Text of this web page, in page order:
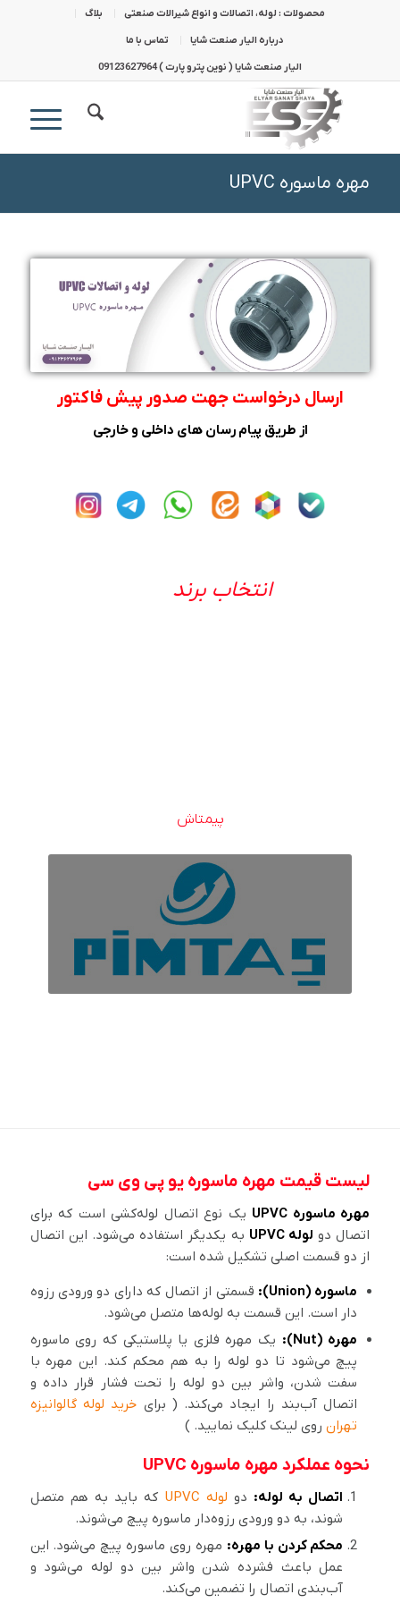
محصولات : لوله، اتصالات و انواع شیرالات صنعتی بلاگ
درباره الیار صنعت شایا تماس با ما
الیار صنعت شایا ( نوین پترو پارت ) 09123627964
مهره ماسوره UPVC
ارسال درخواست جهت صدور پیش فاکتور
از طریق پیام رسان های داخلی و خارجی
انتخاب برند
پیمتاش
لیست قیمت مهره ماسوره یو پی وی سی
مهره ماسوره UPVC
یک نوع اتصال لوله‌کشی است که برای
اتصال دو لوله UPVC
به یکدیگر استفاده می‌شود. این اتصال
از دو قسمت اصلی تشکیل شده است:
ماسوره (Union):
قسمتی از اتصال که دارای دو ورودی رزوه
دار است. این قسمت به لوله‌ها متصل می‌شود.
مهره (Nut):
یک مهره فلزی یا پلاستیکی که روی ماسوره
پیچ می‌شود تا دو لوله را به هم محکم کند. این مهره با
سفت شدن، واشر بین دو لوله را تحت فشار قرار داده و
اتصال آب‌بند را ایجاد می‌کند. ( برای خرید لوله گالوانیزه
تهرانروی لینک کلیک نمایید. )
نحوه عملکرد مهره ماسوره UPVC
اتصال به لوله: دو لوله UPVC
که باید به هم متصل
شوند، به دو ورودی رزوه‌دار ماسوره پیچ می‌شوند.
محکم کردن با مهره: مهره روی ماسوره پیچ می‌شود. این
عمل باعث فشرده شدن واشر بین دو لوله می‌شود و
آب‌بندی اتصال را تضمین می‌کند.